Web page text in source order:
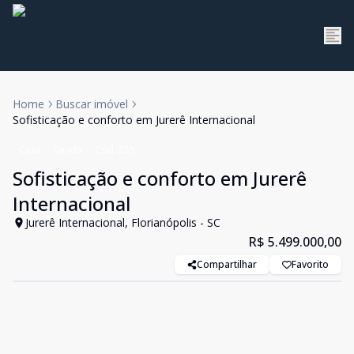
Home
Buscar imóvel
Sofisticação e conforto em Jurerê Internacional
Sofisticação e conforto em Jurerê
Internacional
Jurerê Internacional, Florianópolis - SC
R$ 5.499.000,00
Compartilhar Favorito